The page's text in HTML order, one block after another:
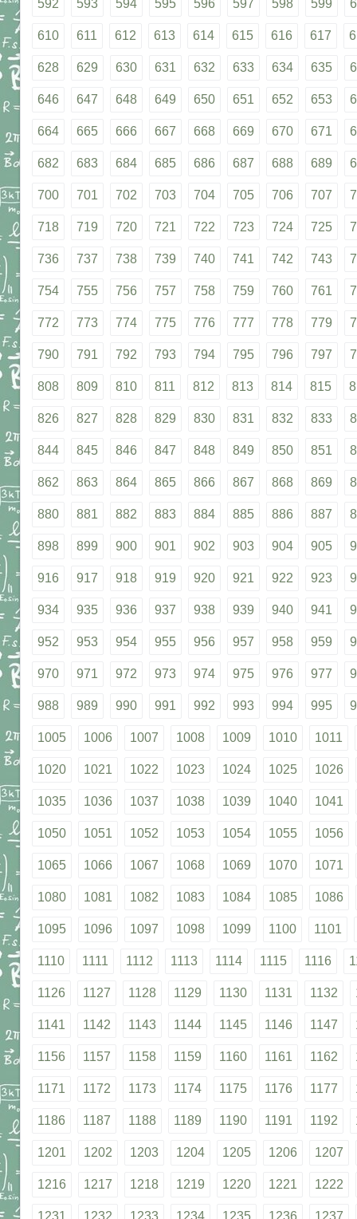
592 593 594 595 596 597 598 599
610 611 612 613 614 615 616 617
628 629 630 631 632 633 634 635
646 647 648 649 650 651 652 653
664 665 666 667 668 669 670 671
682 683 684 685 686 687 688 689
700 701 702 703 704 705 706 707
718 719 720 721 722 723 724 725
736 737 738 739 740 741 742 743
754 755 756 757 758 759 760 761
772 773 774 775 776 777 778 779
790 791 792 793 794 795 796 797
808 809 810 811 812 813 814 815
826 827 828 829 830 831 832 833
844 845 846 847 848 849 850 851
862 863 864 865 866 867 868 869
880 881 882 883 884 885 886 887
898 899 900 901 902 903 904 905
916 917 918 919 920 921 922 923
934 935 936 937 938 939 940 941
952 953 954 955 956 957 958 959
970 971 972 973 974 975 976 977
988 989 990 991 992 993 994 995
1005 1006 1007 1008 1009 1010 1011
1020 1021 1022 1023 1024 1025 1026
1035 1036 1037 1038 1039 1040 1041
1050 1051 1052 1053 1054 1055 1056
1065 1066 1067 1068 1069 1070 1071
1080 1081 1082 1083 1084 1085 1086
1095 1096 1097 1098 1099 1100 1101
1110 1111 1112 1113 1114 1115 1116
1126 1127 1128 1129 1130 1131 1132
1141 1142 1143 1144 1145 1146 1147
1156 1157 1158 1159 1160 1161 1162
1171 1172 1173 1174 1175 1176 1177
1186 1187 1188 1189 1190 1191 1192
1201 1202 1203 1204 1205 1206 1207
1216 1217 1218 1219 1220 1221 1222
1231 1232 1233 1234 1235 1236 1237